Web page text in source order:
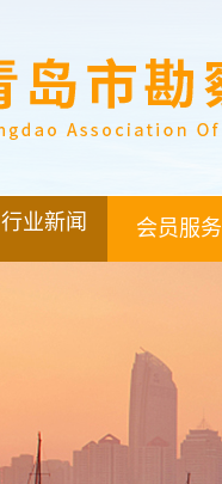
行业新闻 会员服务